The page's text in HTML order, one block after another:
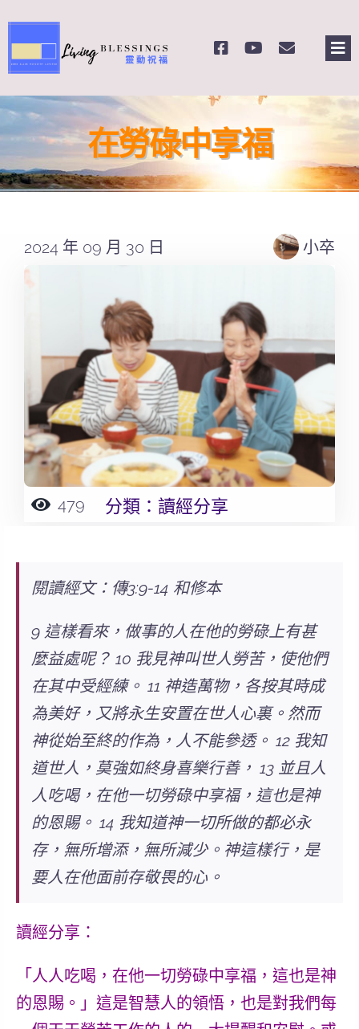
to
content
關於我們
奉獻支持
課程報名
在勞碌中享福
2024 年 09 月 30 日 小卒
479 分類：讀經分享
閱讀經文：傳3:9-14 和修本
9 這樣看來，做事的人在他的勞碌上有甚
麼益處呢？ 10 我見神叫世人勞苦，使他們
在其中受經練。 11 神造萬物，各按其時成
為美好，又將永生安置在世人心裏。然而
神從始至終的作為，人不能參透。 12 我知
道世人，莫強如終身喜樂行善， 13 並且人
人吃喝，在他一切勞碌中享福，這也是神
的恩賜。 14 我知道神一切所做的都必永
存，無所增添，無所減少。神這樣行，是
要人在他面前存敬畏的心。
讀經分享：
「人人吃喝，在他一切勞碌中享福，這也是神
的恩賜。」這是智慧人的領悟，也是對我們每